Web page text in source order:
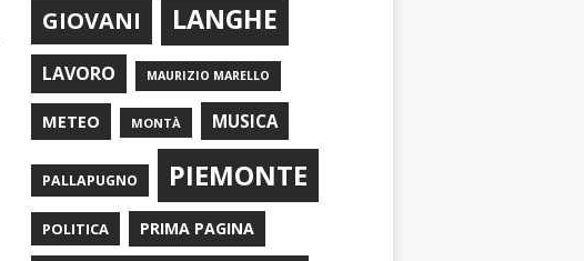
GIOVANI LANGHE
LAVORO MAURIZIO MARELLO
METEO MONTÀ MUSICA
PALLAPUGNO PIEMONTE
POLITICA PRIMA PAGINA